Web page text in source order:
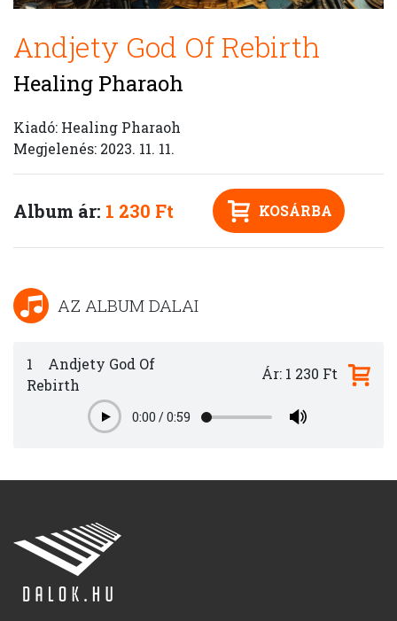
Andjety God Of Rebirth
Healing Pharaoh
Kiadó: Healing Pharaoh
Megjelenés: 2023. 11. 11.
Album ár: 1 230 Ft KOSÁRBA
AZ ALBUM DALAI
1
Andjety God Of
Rebirth
Play0:00 /0:59
Ár: 1 230 Ft